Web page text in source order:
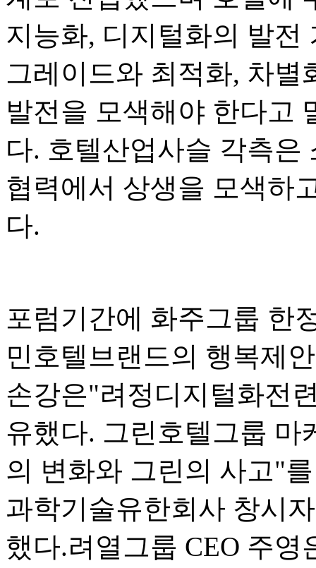
지능화, 디지털화의 발전
그레이드와 최적화, 차
발전을 모색해야 한다고
다. 호텔산업사슬 각측은
협력에서 상생을 모색하
다.
포럼기간에 화주그룹 한
민호텔브랜드의 행복제
손강은"려정디지털화전
유했다. 그린호텔그룹
의 변화와 그린의 사고"
과학기술유한회사 창시
했다.려열그룹 CEO 주